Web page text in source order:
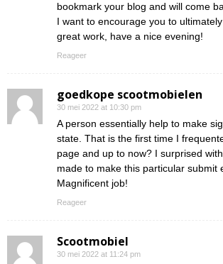
bookmark your blog and will come
I want to encourage you to
great work, have a nice evening!
Reageer
goedkope scootmobielen
30 mei 2022 at 10:30 pm
A person essentially help to make
state. That is the first time I
page and up to now? I surprised
made to make this particular submit
Magnificent job!
Reageer
Scootmobiel
30 mei 2022 at 11:24 pm